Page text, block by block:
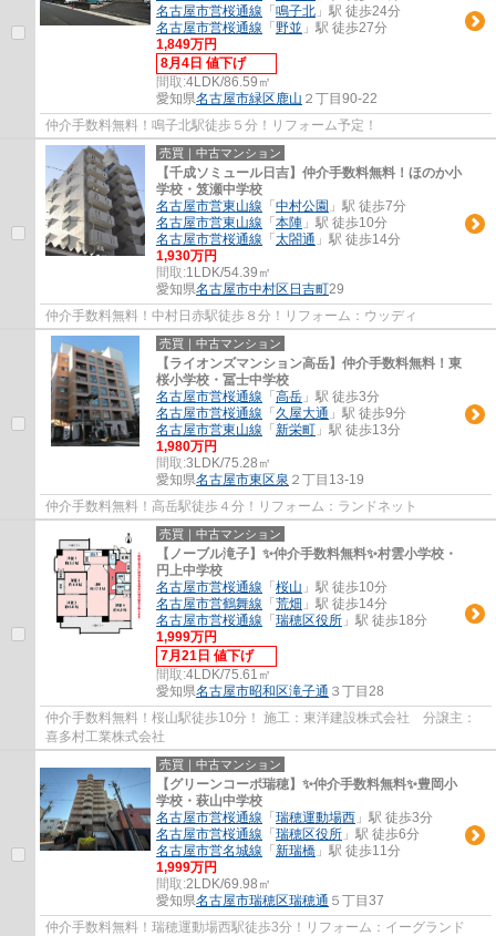
名古屋市営桜通線 「 鳴子北 」駅 徒歩24分
名古屋市営桜通線 「 野並 」駅 徒歩27分
1,849万円
8月4日 値下げ
間取:4LDK/86.59㎡
愛知県名古屋市緑区鹿山 ２丁目90-22
仲介手数料無料！鳴子北駅徒歩５分！リフォーム予定！
売買｜中古マンション
【千成ソミュール日吉】仲介手数料無料！ほのか小
学校・笈瀬中学校
名古屋市営東山線 「 中村公園 」駅 徒歩7分
名古屋市営東山線 「 本陣 」駅 徒歩10分
名古屋市営桜通線 「 太閤通 」駅 徒歩14分
1,930万円
間取:1LDK/54.39㎡
愛知県名古屋市中村区 日吉町29
仲介手数料無料！中村日赤駅徒歩８分！リフォーム：ウッディ
売買｜中古マンション
【ライオンズマンション高岳】仲介手数料無料！東
桜小学校・冨士中学校
名古屋市営桜通線 「 高岳 」駅 徒歩3分
名古屋市営桜通線 「 久屋大通 」駅 徒歩9分
名古屋市営東山線 「 新栄町 」駅 徒歩13分
1,980万円
間取:3LDK/75.28㎡
愛知県名古屋市東区泉 ２丁目13-19
仲介手数料無料！高岳駅徒歩４分！リフォーム：ランドネット
売買｜中古マンション
【ノーブル滝子】✨️仲介手数料無料✨️村雲小学校・
円上中学校
名古屋市営桜通線 「 桜山 」駅 徒歩10分
名古屋市営鶴舞線 「 荒畑 」駅 徒歩14分
名古屋市営桜通線 「 瑞穂区役所 」駅 徒歩18分
1,999万円
7月21日 値下げ
間取:4LDK/75.61㎡
愛知県名古屋市昭和区滝子通 ３丁目28
仲介手数料無料！桜山駅徒歩10分！ 施工：東洋建設株式会社 分譲主：
喜多村工業株式会社
売買｜中古マンション
【グリーンコーポ瑞穂】✨️仲介手数料無料✨️豊岡小
学校・萩山中学校
名古屋市営桜通線 「 瑞穂運動場西 」駅 徒歩3分
名古屋市営桜通線 「 瑞穂区役所 」駅 徒歩6分
名古屋市営名城線 「 新瑞橋 」駅 徒歩11分
1,999万円
間取:2LDK/69.98㎡
愛知県名古屋市瑞穂区瑞穂通 ５丁目37
仲介手数料無料！瑞穂運動場西駅徒歩3分！リフォーム：イーグランド